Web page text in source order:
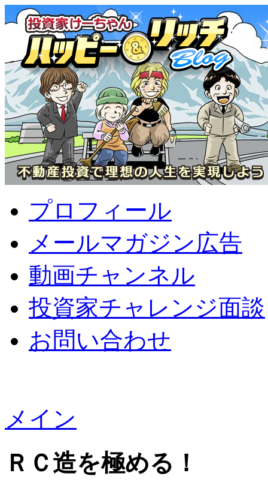
プロフィール
メールマガジン広告
動画チャンネル
投資家チャレンジ面談
お問い合わせ
メイン
ＲＣ造を極める！